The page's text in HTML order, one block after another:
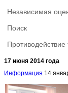
Независимая
Поиск
Противодействие
17 июня 2014 года
Информация 14